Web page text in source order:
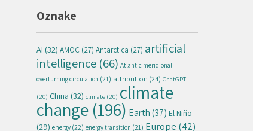
Oznake
AI (32) AMOC (27) Antarctica (27) artificial
intelligence (66) Atlantic meridional
overturning circulation (21) attribution (24) ChatGPT
(20) China (32) climate (20) climate
change (196) Earth (37) El Niño
(29) energy (22) energy transition (21) Europe (42)